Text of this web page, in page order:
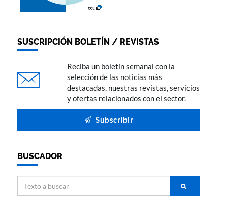
SUSCRIPCIÓN BOLETÍN / REVISTAS
Reciba un boletín semanal con la
selección de las noticias más
destacadas, nuestras revistas, servicios
y ofertas relacionados con el sector.
Subscribir
BUSCADOR